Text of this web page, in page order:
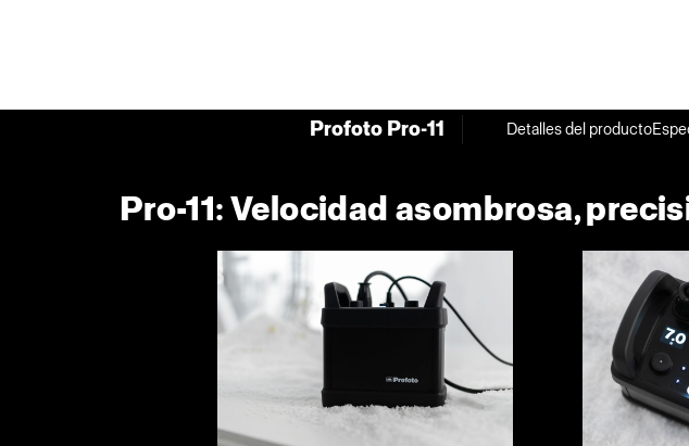
Profoto Pro-11 Detalles del producto
Pro-11: Velocidad asombrosa,